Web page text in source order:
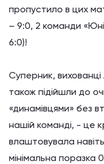
пропустило в цих
– 9:0, 2 команди
6:0)!
Суперник, вихованці
також підійшли до
«динамівцями» без
нашій команді, - це
влаштовувала
мінімальна поразка